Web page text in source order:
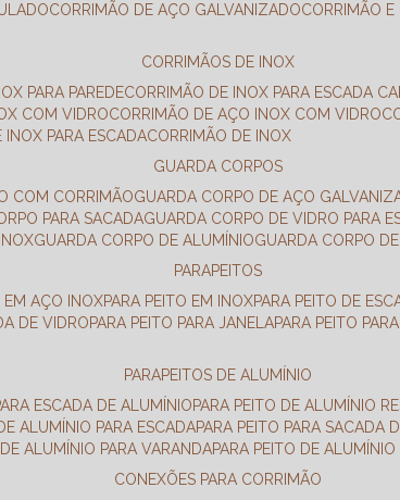
CORRIMÃO DE AÇO GALVANIZADO CORRIMÃO
CORRIMÃOS DE INOX
PARA PAREDE CORRIMÃO DE INOX PARA ESCADA
COM VIDRO CORRIMÃO DE AÇO INOX COM VIDRO
INOX PARA ESCADA
CORRIMÃO DE INOX
GUARDA CORPOS
COM CORRIMÃO GUARDA CORPO DE AÇO
PARA SACADA GUARDA CORPO DE VIDRO PARA
GUARDA CORPO DE ALUMÍNIO
GUARDA CORPO
PARAPEITOS
EM AÇO INOX PARA PEITO EM INOX PARA PEITO DE
DE VIDRO PARA PEITO PARA JANELA PARA PEITO
PARAPEITOS DE ALUMÍNIO
ESCADA DE ALUMÍNIO PARA PEITO DE ALUMÍNIO
ALUMÍNIO PARA ESCADA PARA PEITO PARA SACADA
DE ALUMÍNIO PARA VARANDA PARA PEITO DE
CONEXÕES PARA CORRIMÃO